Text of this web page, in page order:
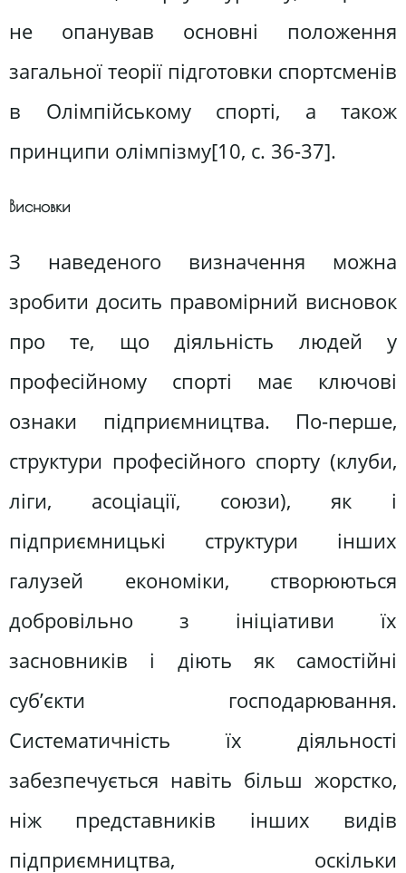
не опанував основні положення
загальної теорії підготовки спортсменів
в Олімпійському спорті, а також
принципи олімпізму[10, c. 36-37].
Висновки
З наведеного визначення можна
зробити досить правомірний висновок
про те, що діяльність людей у
професійному спорті має ключові
ознаки підприємництва. По-перше,
структури професійного спорту (клуби,
ліги, асоціації, союзи), як і
підприємницькі структури інших
галузей економіки, створюються
добровільно з ініціативи їх
засновників і діють як самостійні
суб’єкти господарювання.
Систематичність їх діяльності
забезпечується навіть більш жорстко,
ніж представників інших видів
підприємництва, оскільки